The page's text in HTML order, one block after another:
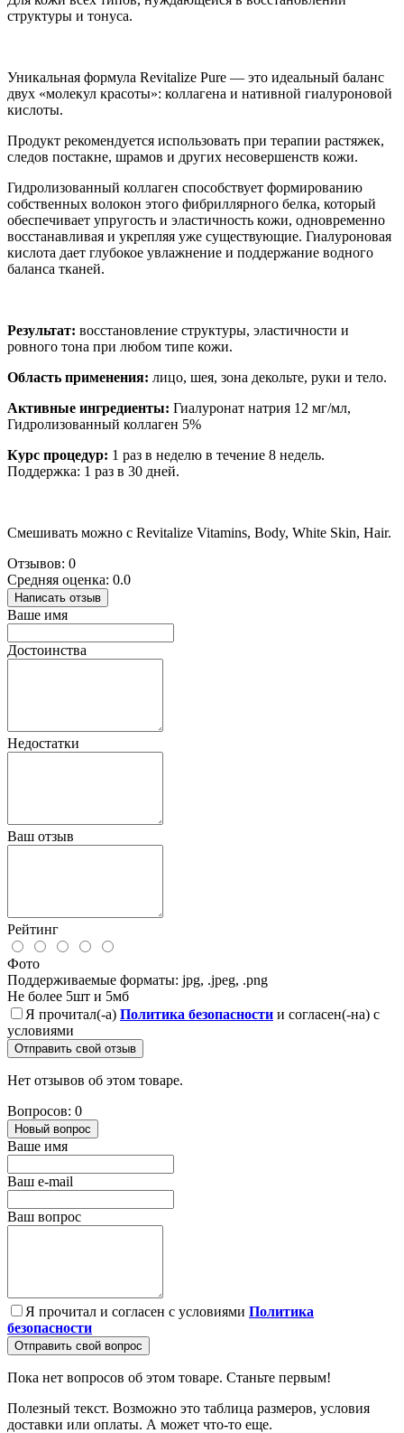
структуры и тонуса.
Уникальная формула Revitalize Pure — это идеальный баланс
двух «молекул красоты»: коллагена и нативной гиалуроновой
кислоты.
Продукт рекомендуется использовать при терапии растяжек,
следов постакне, шрамов и других несовершенств кожи.
Гидролизованный коллаген способствует формированию
собственных волокон этого фибриллярного белка, который
обеспечивает упругость и эластичность кожи, одновременно
восстанавливая и укрепляя уже существующие. Гиалуроновая
кислота дает глубокое увлажнение и поддержание водного
баланса тканей.
Результат: восстановление структуры, эластичности и
ровного тона при любом типе кожи.
Область применения: лицо, шея, зона декольте, руки и тело.
Активные ингредиенты: Гиалуронат натрия 12 мг/мл,
Гидролизованный коллаген 5%
Курс процедур: 1 раз в неделю в течение 8 недель.
Поддержка: 1 раз в 30 дней.
Смешивать можно с Revitalize Vitamins, Body, White Skin, Hair.
Отзывов: 0
Средняя оценка: 0.0
Написать отзыв
Ваше имя
Достоинства
Недостатки
Ваш отзыв
Рейтинг
Фото
Поддерживаемые форматы: jpg, .jpeg, .png
Не более 5шт и 5мб
Я прочитал(-а) Политика безопасности и согласен(-на) с
условиями
Отправить свой отзыв
Нет отзывов об этом товаре.
Вопросов: 0
Новый вопрос
Ваше имя
Ваш e-mail
Ваш вопрос
Я прочитал и согласен с условиями Политика
безопасности
Отправить свой вопрос
Пока нет вопросов об этом товаре. Станьте первым!
Полезный текст. Возможно это таблица размеров, условия
доставки или оплаты. А может что-то еще.